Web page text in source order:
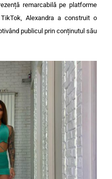
remarcabilă pe platforme
Alexandra a construit o
publicul prin conținutul său